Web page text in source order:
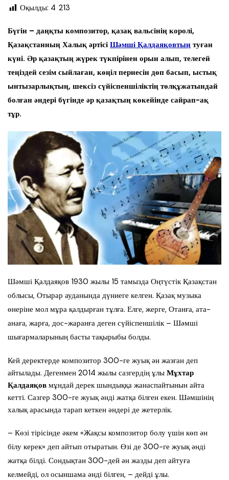
Оқылды: 4 213
Бүгін – даңқты композитор, қазақ вальсінің королі,
Қазақстанның Халық әртісі Шәмші Қалдаяқовтың туған
күні. Әр қазақтың жүрек түкпірінен орын алып, телегей
теңіздей сезім сыйлаған, көңіл пернесін дөп басып, ыстық
ынтызарлықтың, шексіз сүйіспеншіліктің төлқұжатындай
болған әндері бүгінде әр қазақтың көкейінде сайрап-ақ
тұр.
Шәмші Қалдаяқов 1930 жылы 15 тамызда Оңтүстік Қазақстан
облысы, Отырар ауданында дүниеге келген. Қазақ музыка
өнеріне мол мұра қалдырған тұлға. Елге, жерге, Отанға, ата-
анаға, жарға, дос-жаранға деген сүйіспеншілік – Шәмші
шығармаларының басты тақырыбы болды.
Кей деректерде композитор 300-ге жуық ән жазған деп
айтылады. Дегенмен 2014 жылы сазгердің ұлы Мұхтар
Қалдаяқов мұндай дерек шындыққа жанаспайтынын айта
кетті. Сазгер 300-ге жуық әнді жатқа білген екен. Шәмшінің
халық арасында тарап кеткен әндері де жетерлік.
– Көзі тірісінде әкем «Жақсы композитор болу үшін көп ән
білу керек» деп айтып отыратын. Өзі де 300-ге жуық әнді
жатқа білді. Сондықтан 300-дей ән жазды деп айтуға
келмейді, ол осыншама әнді білген, – дейді ұлы.